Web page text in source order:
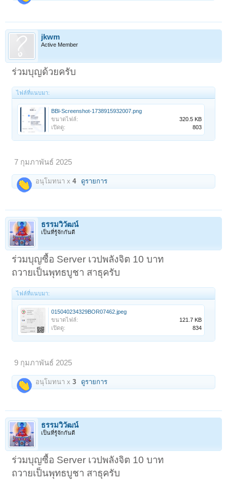
jkwm
Active Member
ร่วมบุญด้วยครับ
ไฟล์ที่แนบมา:
BBl-Screenshot-1738915932007.png
ขนาดไฟล์:
320.5 KB
เปิดดู:
803
7 กุมภาพันธ์ 2025
อนุโมทนา x4 ดูรายการ
ธรรมวิวัฒน์
เป็นที่รู้จักกันดี
ร่วมบุญซื้อ Server เวปพลังจิต 10 บาท
ถวายเป็นพุทธบูชา สาธุครับ
ไฟล์ที่แนบมา:
015040234329BOR07462.jpeg
ขนาดไฟล์:
121.7 KB
เปิดดู:
834
9 กุมภาพันธ์ 2025
อนุโมทนา x3 ดูรายการ
ธรรมวิวัฒน์
เป็นที่รู้จักกันดี
ร่วมบุญซื้อ Server เวปพลังจิต 10 บาท
ถวายเป็นพุทธบูชา สาธุครับ